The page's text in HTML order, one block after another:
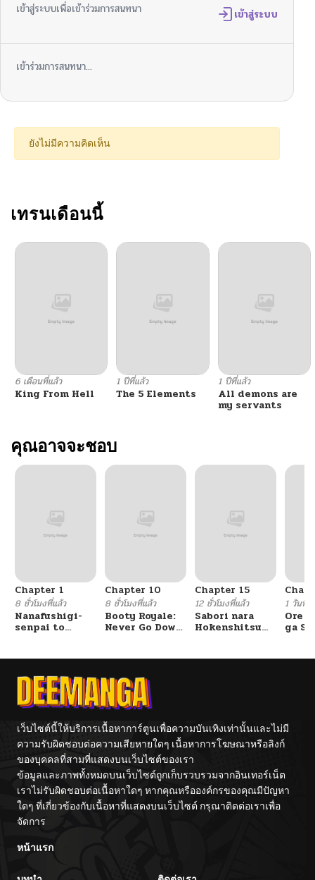
เข้าสู่ระบบเพื่อเข้าร่วมการสนทนา เข้าสู่ระบบ
เข้าร่วมการสนทนา...
ยังไม่มีความคิดเห็น
เทรนเดือนนี้
6 เดือนที่แล้ว
King From Hell
1 ปีที่แล้ว
The 5 Elements
1 ปีที่แล้ว
All demons are
my servants
คุณอาจจะชอบ
Chapter 1
8 ชั่วโมงที่แล้ว
Nanafushigi-
senpai to
Chapter 10
8 ชั่วโมงที่แล้ว
Booty Royale:
Never Go Down
Chapter 15
12 ชั่วโมงที่แล้ว
Sabori nara
Hokenshitsu
1 วันที่แ
Ore
ga
Tag
เว็บไซต์นี้ให้บริการเนื้อหาการ์ตูนเพื่อความบันเทิงเท่านั้นและไม่มี
ความรับผิดชอบต่อความเสียหายใดๆ เนื้อหาการโฆษณาหรือลิงก์
ของบุคคลที่สามที่แสดงบนเว็บไซต์ของเรา
ข้อมูลและภาพทั้งหมดบนเว็บไซต์ถูกเก็บรวบรวมจากอินเทอร์เน็ต
เราไม่รับผิดชอบต่อเนื้อหาใดๆ หากคุณหรือองค์กรของคุณมีปัญหา
ใดๆ ที่เกี่ยวข้องกับเนื้อหาที่แสดงบนเว็บไซต์ กรุณาติดต่อเราเพื่อ
จัดการ
หน้าแรก